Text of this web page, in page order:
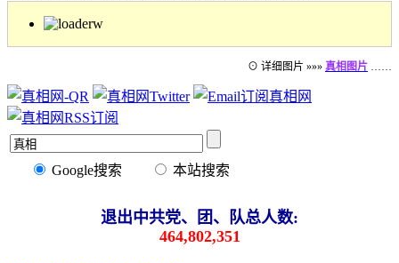
⊙ 详细图片 »»» 真相图片
Google搜索 本站搜索
退出中共党、团、队总人数:
464,802,351